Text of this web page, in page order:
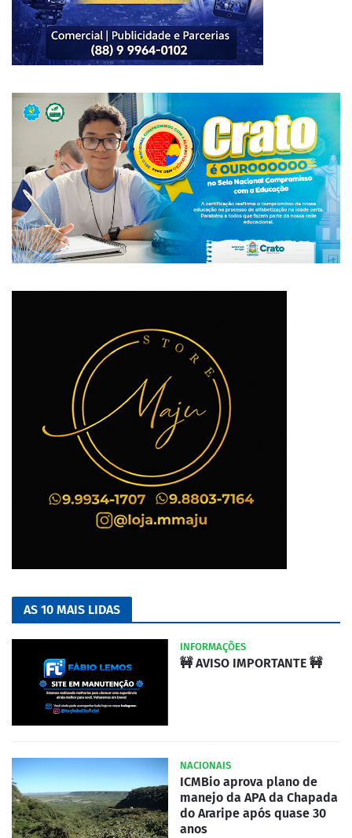
AS 10 MAIS LIDAS
INFORMAÇÕES
🚧 AVISO IMPORTANTE 🚧
NACIONAIS
ICMBio aprova plano de
manejo da APA da Chapada
do Araripe após quase 30
anos